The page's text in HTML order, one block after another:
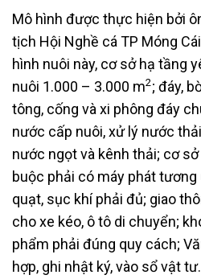
Mô hình được thực hiện bởi
tịch Hội Nghề cá TP Móng
hình nuôi này, cơ sở hạ tầng
nuôi 1.000 – 3.000 m2; đáy,
tông, cống và xi phông đáy
nước cấp nuôi, xử lý nước
nước ngọt và kênh thải; cơ
buộc phải có máy phát
quạt, sục khí phải đủ; giao
cho xe kéo, ô tô di chuyển;
phẩm phải đúng quy cách;
hợp, ghi nhật ký, vào sổ vật